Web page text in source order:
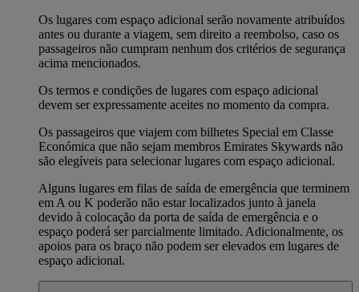
Os lugares com espaço adicional serão novamente atribuídos
antes ou durante a viagem, sem direito a reembolso, caso os
passageiros não cumpram nenhum dos critérios de segurança
acima mencionados.
Os termos e condições de lugares com espaço adicional
devem ser expressamente aceites no momento da compra.
Os passageiros que viajem com bilhetes Special em Classe
Económica que não sejam membros Emirates Skywards não
são elegíveis para selecionar lugares com espaço adicional.
Alguns lugares em filas de saída de emergência que terminem
em A ou K poderão não estar localizados junto à janela
devido à colocação da porta de saída de emergência e o
espaço poderá ser parcialmente limitado. Adicionalmente, os
apoios para os braço não podem ser elevados em lugares de
espaço adicional.